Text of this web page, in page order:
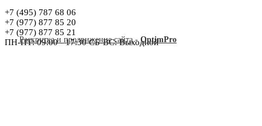
+7 (495) 787 68 06
+7 (977) 877 85 20
+7 (977) 877 85 21
ПН-ПТ: 09:00 - 17:30 СБ-ВС: Выходной
Раскрутка и продвижение сайта-OptimPro